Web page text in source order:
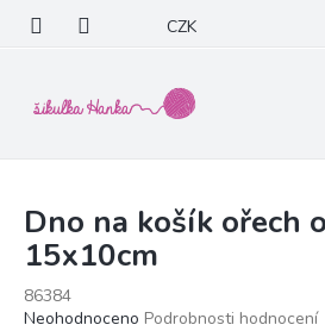
obsah
CZK
Dno na košík ořech
15x10cm
86384
Průměrné
Neohodnoceno Podrobnosti hodnocení